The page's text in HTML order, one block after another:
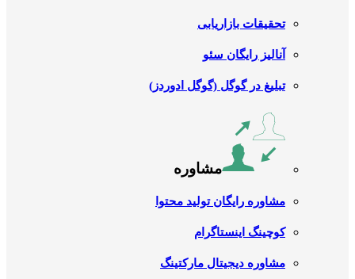
تحقیقات بازاریابی
آنالیز رایگان سئو
تبلیغ در گوگل (گوگل ادوردز)
مشاوره
مشاوره رایگان تولید محتوا
کوچینگ اینستاگرام
مشاوره دیجیتال مارکتینگ